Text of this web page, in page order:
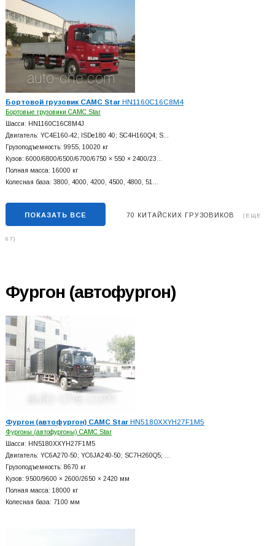
Бортовой грузовик CAMC StarHN1160C16C8M4
Бортовые грузовики CAMC Star
Шасси: HN1160C16C8M4J
Двигатель: YC4E160-42; ISDe180 40; SC4H160Q4; S…
Грузоподъемность: 9955, 10020 кг
Кузов: 6000/6800/6500/6700/6750 × 550 × 2400/23…
Полная масса: 16000 кг
Колесная база: 3800, 4000, 4200, 4500, 4800, 51…
ПОКАЗАТЬ ВСЕ 70 КИТАЙСКИХ ГРУЗОВИКОВ (ЕЩЕ
67)
Фургон (автофургон)
Фургон (автофургон) CAMC StarHN5180XXYH27F1M5
Фургоны (автофургоны) CAMC Star
Шасси: HN5180XXYH27F1M5
Двигатель: YC6A270-50; YC6JA240-50; SC7H260Q5; …
Грузоподъемность: 8670 кг
Кузов: 9500/9600 × 2600/2650 × 2420 мм
Полная масса: 18000 кг
Колесная база: 7100 мм